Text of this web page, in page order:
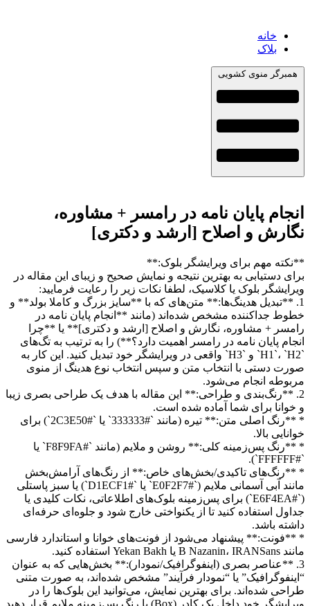
خانه
بلاک
همبرگر منوی کشویی
انجام پایان نامه در رامسر + مشاوره،
نگارش و اصلاح [ارشد و دکتری]
**نکته مهم برای ویرایشگر بلوک:**
برای دستیابی به بهترین نتیجه و نمایش صحیح و زیبای این مقاله در
ویرایشگر بلوک یا کلاسیک، لطفا نکات زیر را رعایت فرمایید:
1. **تبدیل هدینگ‌ها:** متن‌های که با **سایز بزرگ و کاملا بولد** و
خطوط جداکننده مشخص شده‌اند (مانند **انجام پایان نامه در
رامسر + مشاوره، نگارش و اصلاح [ارشد و دکتری]** یا **چرا
انجام پایان نامه در رامسر اهمیت دارد؟**) را به ترتیب به تگ‌های
`H1`، `H2` و `H3` واقعی در ویرایشگر خود تبدیل کنید. این کار به
صورت دستی با انتخاب متن و سپس انتخاب نوع هدینگ از منوی
مربوطه انجام می‌شود.
2. **رنگ‌بندی و طراحی:** این مقاله با هدف یک طراحی بصری زیبا
و خوانا برای شما آماده شده است.
* **رنگ اصلی متن:** تیره (مانند `#333333` یا `#2C3E50`) برای
خوانایی بالا.
* **رنگ پس‌زمینه کلی:** روشن و ملایم (مانند `#F8F9FA` یا
`#FFFFFF`).
* **رنگ‌های تاکیدی/بخش‌های خاص:** از رنگ‌های آرامش‌بخش
مانند آبی آسمانی ملایم (`#E0F2F7` یا `#D1ECF1`) یا سبز پاستلی
(`#E6F4EA`) برای پس‌زمینه بلوک‌های اطلاعاتی، نکات کلیدی یا
جداول استفاده کنید تا از یکنواختی خارج شود و جلوه‌ای حرفه‌ای
داشته باشد.
* **فونت:** پیشنهاد می‌شود از فونت‌های خوانا و استاندارد فارسی
مانند B Nazanin، IRANSans یا Yekan Bakh استفاده کنید.
3. **عناصر بصری (اینفوگرافیک/نمودار):** بخش‌هایی که به عنوان
“اینفوگرافیک” یا “نمودار فرآیند” مشخص شده‌اند، به صورت متنی
طراحی شده‌اند. برای بهترین نمایش، می‌توانید این بلوک‌ها را در
ویرایشگر خود داخل یک کادر (Box) با رنگ پس‌زمینه ملایم قرار دهید